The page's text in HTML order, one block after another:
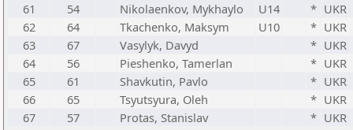
61
54 Nikolaenkov, Mykhaylo U14 * UKR
62
64 Tkachenko, Maksym U10 * UKR
63
67 Vasylyk, Davyd * UKR
64
56 Pieshenko, Tamerlan * UKR
65
61 Shavkutin, Pavlo * UKR
66
65 Tsyutsyura, Oleh * UKR
67
57 Protas, Stanislav * UKR